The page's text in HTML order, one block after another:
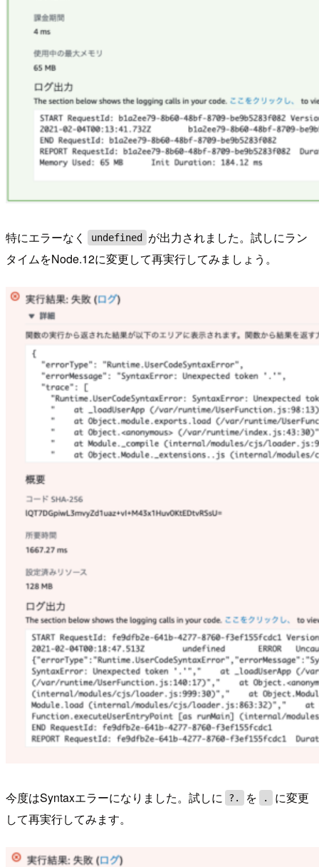
特にエラーなく undefined
が出力されました。試しにラン
タイムをNode.12に変更して再実行してみましょう。
今度はSyntaxエラーになりました。試しに ?. を .
に変更
して再実行してみます。